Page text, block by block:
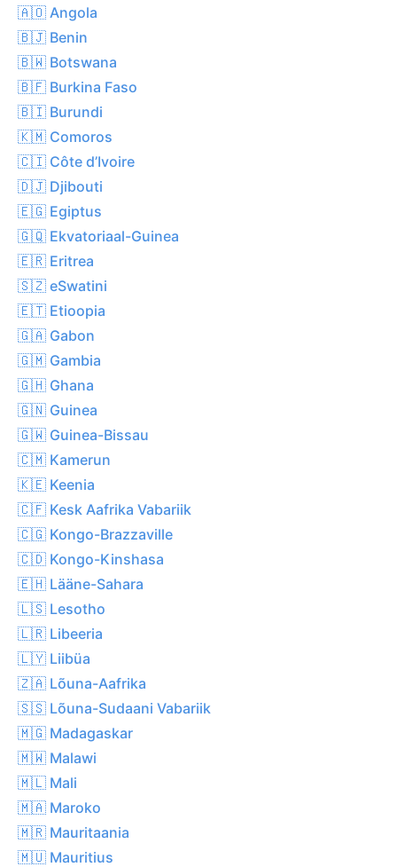
🇦🇴 Angola
🇧🇯 Benin
🇧🇼 Botswana
🇧🇫 Burkina Faso
🇧🇮 Burundi
🇰🇲 Comoros
🇨🇮 Côte d’Ivoire
🇩🇯 Djibouti
🇪🇬 Egiptus
🇬🇶 Ekvatoriaal-Guinea
🇪🇷 Eritrea
🇸🇿 eSwatini
🇪🇹 Etioopia
🇬🇦 Gabon
🇬🇲 Gambia
🇬🇭 Ghana
🇬🇳 Guinea
🇬🇼 Guinea-Bissau
🇨🇲 Kamerun
🇰🇪 Keenia
🇨🇫 Kesk Aafrika Vabariik
🇨🇬 Kongo-Brazzaville
🇨🇩 Kongo-Kinshasa
🇪🇭 Lääne-Sahara
🇱🇸 Lesotho
🇱🇷 Libeeria
🇱🇾 Liibüa
🇿🇦 Lõuna-Aafrika
🇸🇸 Lõuna-Sudaani Vabariik
🇲🇬 Madagaskar
🇲🇼 Malawi
🇲🇱 Mali
🇲🇦 Maroko
🇲🇷 Mauritaania
🇲🇺 Mauritius